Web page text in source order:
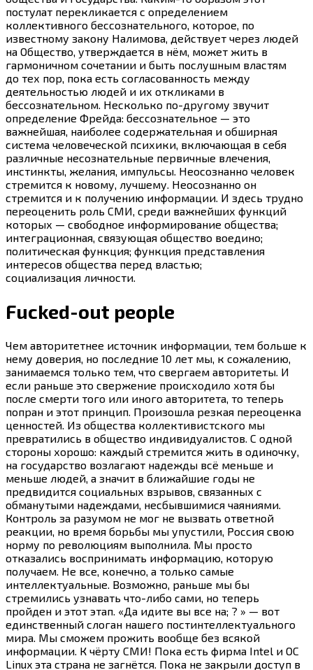
постулат перекликается с определением
коллективного бессознательного, которое, по
известному закону Налимова, действует через людей
на Общество, утверждается в нём, может жить в
гармоничном сочетании и быть послушным властям
до тех пор, пока есть согласованность между
деятельностью людей и их откликами в
бессознательном. Несколько по-другому звучит
определение Фрейда: бессознательное — это
важнейшая, наиболее содержательная и обширная
система человеческой психики, включающая в себя
различные несознательные первичные влечения,
инстинкты, желания, импульсы. Неосознанно человек
стремится к новому, лучшему. Неосознанно он
стремится и к получению информации. И здесь трудно
переоценить роль СМИ, среди важнейших функций
которых — свободное информирование общества;
интеграционная, связующая общество воедино;
политическая функция; функция представления
интересов общества перед властью;
социализация личности.
Fucked-out people
Чем авторитетнее источник информации, тем больше к
нему доверия, но последние 10 лет мы, к сожалению,
занимаемся только тем, что свергаем авторитеты. И
если раньше это свержение происходило хотя бы
после смерти того или иного авторитета, то теперь
попран и этот принцип. Произошла резкая переоценка
ценностей. Из общества коллективистского мы
превратились в общество индивидуалистов. С одной
стороны хорошо: каждый стремится жить в одиночку,
на государство возлагают надежды всё меньше и
меньше людей, а значит в ближайшие годы не
предвидится социальных взрывов, связанных с
обманутыми надеждами, несбывшимися чаяниями.
Контроль за разумом не мог не вызвать ответной
реакции, но время борьбы мы упустили, Россия свою
норму по революциям выполнила. Мы просто
отказались воспринимать информацию, которую
получаем. Не все, конечно, а только самые
интеллектуальные. Возможно, раньше мы бы
стремились узнавать что-либо сами, но теперь
пройден и этот этап. «Да идите вы все на; ? » — вот
единственный слоган нашего постинтеллектуального
мира. Мы сможем прожить вообще без всякой
информации. К чёрту СМИ! Пока есть фирма Intel и ОС
Linux эта страна не загнётся. Пока не закрыли доступ в